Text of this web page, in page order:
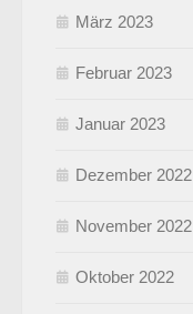
März 2023
Februar 2023
Januar 2023
Dezember 2022
November 2022
Oktober 2022